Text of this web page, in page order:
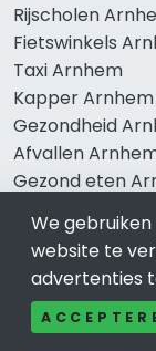
Rijscholen
Fietswinkels
Taxi Arnhem
Kapper Arnhem
Gezondheid
Afvallen
Gezond eten
Bekend in
Restaurants
We
website te
advertenties